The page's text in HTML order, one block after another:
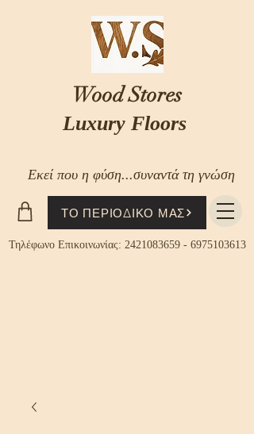
Εκεί που η φύση...συναντά τη γνώση
ΤΟ ΠΕΡΙΟΔΙΚΟ ΜΑΣ
Τηλέφωνο Επικοινωνίας: 2421083659- 6975103613
Wood Stores
Luxury Floors